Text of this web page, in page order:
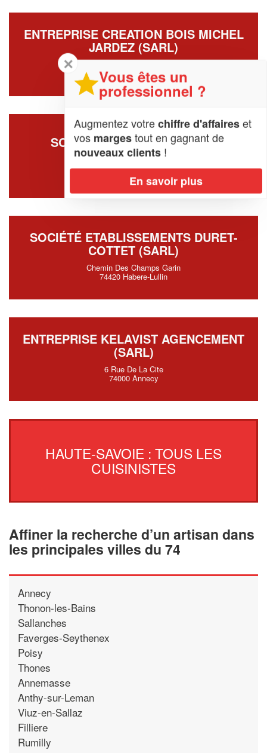
ENTREPRISE CREATION BOIS MICHEL
JARDEZ (SARL)
74250 La-Tour
SOCIÉTÉ ALP CUISINE (SAS)
80 Impasse De La Rosee
74300 Thyez
SOCIÉTÉ ETABLISSEMENTS DURET-
COTTET (SARL)
Chemin Des Champs Garin
74420 Habere-Lullin
ENTREPRISE KELAVIST AGENCEMENT
(SARL)
6 Rue De La Cite
74000 Annecy
HAUTE-SAVOIE : TOUS LES
CUISINISTES
Affiner la recherche d’un artisan dans
les principales villes du 74
Annecy
Thonon-les-Bains
Sallanches
Faverges-Seythenex
Poisy
Thones
Annemasse
Anthy-sur-Leman
Viuz-en-Sallaz
Filliere
Rumilly
✕
Vous êtes un
professionnel ?
Augmentez votrechiffre d'affaireset
vos margestout en gagnant de
nouveaux clients !
En savoir plus